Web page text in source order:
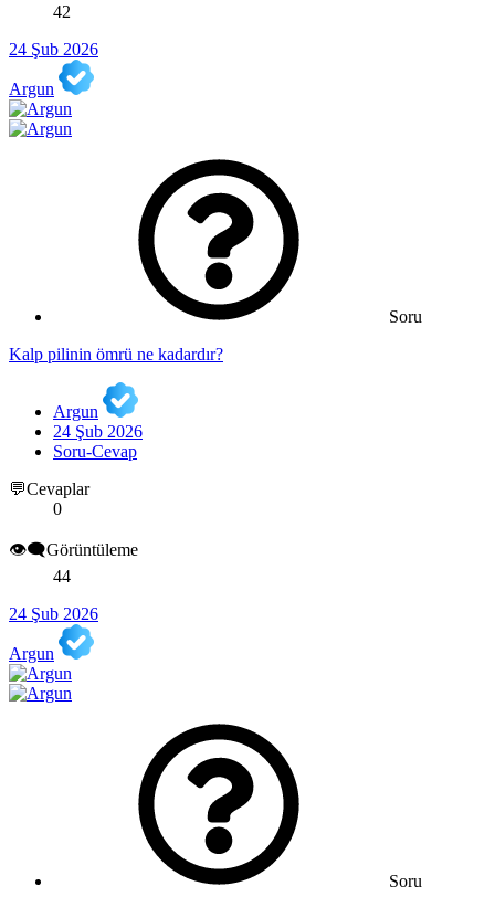
42
24 Şub 2026
Argun
Soru
Kalp pilinin ömrü ne kadardır?
Argun
24 Şub 2026
Soru-Cevap
💬Cevaplar
0
👁️‍🗨️Görüntüleme
44
24 Şub 2026
Argun
Soru